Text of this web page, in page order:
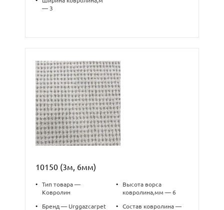
— 3
10150 (3м, 6мм)
•
Тип товара —
Ковролин
• Бренд — Urggazcarpet
•
Высота ворса
ковролина,мм — 6
•
Состав ковролина —